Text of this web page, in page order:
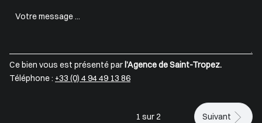
Ce bien vous est présenté par l’Agence de Saint-Tropez.
Téléphone : +33 (0) 4 94 49 13 86
1 sur 2 Suivant